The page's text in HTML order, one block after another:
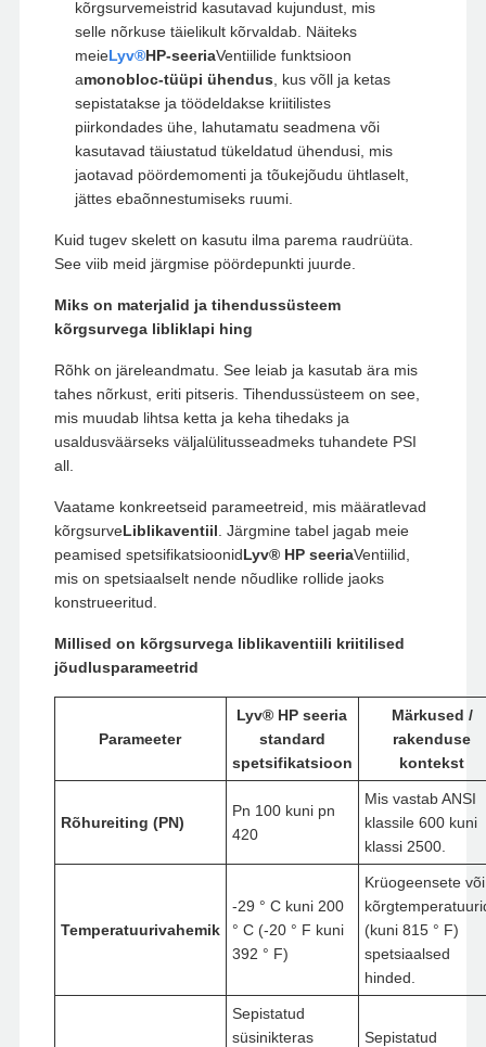
kõrgsurvemeistrid kasutavad kujundust, mis
selle nõrkuse täielikult kõrvaldab. Näiteks
meieLyv®HP-seeriaVentiilide funktsioon
amonobloc-tüüpi ühendus , kus võll ja ketas
sepistatakse ja töödeldakse kriitilistes
piirkondades ühe, lahutamatu seadmena või
kasutavad täiustatud tükeldatud ühendusi, mis
jaotavad pöördemomenti ja tõukejõudu ühtlaselt,
jättes ebaõnnestumiseks ruumi.
Kuid tugev skelett on kasutu ilma parema raudrüüta.
See viib meid järgmise pöördepunkti juurde.
Miks on materjalid ja tihendussüsteem
kõrgsurvega libliklapi hing
Rõhk on järeleandmatu. See leiab ja kasutab ära mis
tahes nõrkust, eriti pitseris. Tihendussüsteem on see,
mis muudab lihtsa ketta ja keha tihedaks ja
usaldusväärseks väljalülitusseadmeks tuhandete PSI
all.
Vaatame konkreetseid parameetreid, mis määratlevad
kõrgsurveLiblikaventiil . Järgmine tabel jagab meie
peamised spetsifikatsioonidLyv® HP seeriaVentiilid,
mis on spetsiaalselt nende nõudlike rollide jaoks
konstrueeritud.
Millised on kõrgsurvega liblikaventiili kriitilised
jõudlusparameetrid
Parameeter
Lyv® HP seeria
standard
spetsifikatsioon
Märkused /
rakenduse
kontekst
Rõhureiting (PN)
Pn 100 kuni pn
420
Mis vastab ANSI
klassile 600 kuni
klassi 2500.
Temperatuurivahemik
-29 ° C kuni 200
° C (-20 ° F kuni
392 ° F)
Krüogeensete või
(kuni 815 ° F)
spetsiaalsed
hinded.
Sepistatud
süsinikteras
Sepistatud